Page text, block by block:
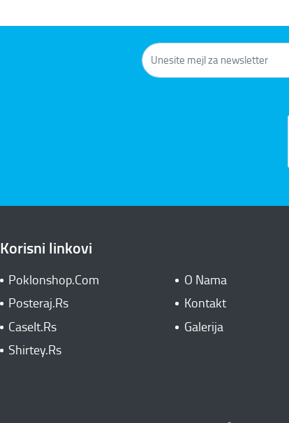
Korisni linkovi
Poklonshop.Com
O Nama
Posteraj.Rs
Kontakt
CaseIt.Rs
Galerija
Shirtey.Rs